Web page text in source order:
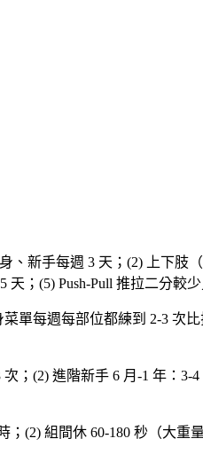
、新手每週 3 天；(2) 上下肢
；(5) Push-Pull 推拉二分較
單每週每部位都練到 2-3 次
；(2) 進階新手 6 月-1 年：
；(2) 組間休 60-180 秒（大